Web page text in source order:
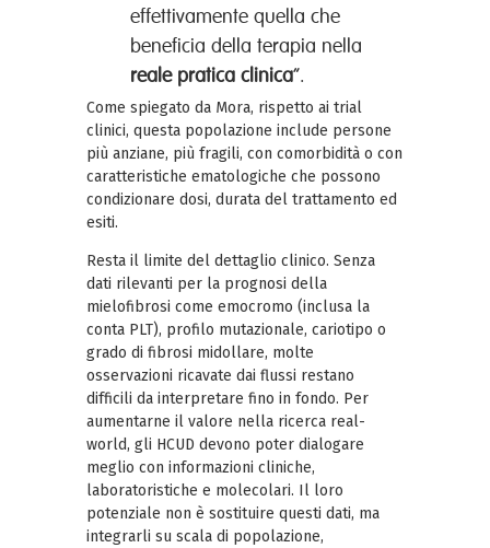
effettivamente quella che
beneficia della terapia nella
reale pratica clinica“.
Come spiegato da Mora, rispetto ai trial
clinici, questa popolazione include persone
più anziane, più fragili, con comorbidità o con
caratteristiche ematologiche che possono
condizionare dosi, durata del trattamento ed
esiti.
Resta il limite del dettaglio clinico. Senza
dati rilevanti per la prognosi della
mielofibrosi come emocromo (inclusa la
conta PLT), profilo mutazionale, cariotipo o
grado di fibrosi midollare, molte
osservazioni ricavate dai flussi restano
difficili da interpretare fino in fondo. Per
aumentarne il valore nella ricerca real-
world, gli HCUD devono poter dialogare
meglio con informazioni cliniche,
laboratoristiche e molecolari. Il loro
potenziale non è sostituire questi dati, ma
integrarli su scala di popolazione,